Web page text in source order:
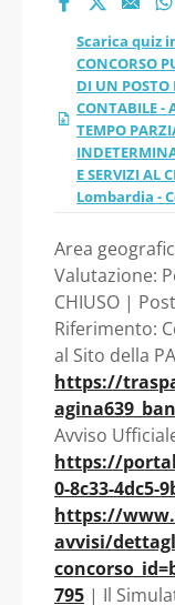
(EX
AREA
AL
TEMPO
-
Scarica quiz
CONCORSO
DI UN
CONTABILE -
TEMPO
E SERVIZI AL
Lombardia -
Area
Valutazione:
CHIUSO |
Riferimento:
al Sito della
https://
Avviso
https://
0-8c33-4dc5-
https://
avvisi/
795 | Il